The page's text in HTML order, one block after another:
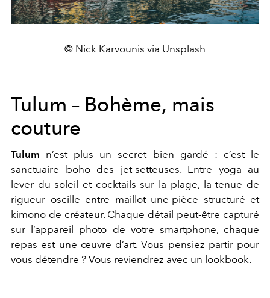
© Nick Karvounis via Unsplash
Tulum – Bohème, mais
couture
Tulum n’est plus un secret bien gardé : c’est le
sanctuaire boho des jet-setteuses. Entre yoga au
lever du soleil et cocktails sur la plage, la tenue de
rigueur oscille entre maillot une-pièce structuré et
kimono de créateur. Chaque détail peut-être capturé
sur l’appareil photo de votre smartphone, chaque
repas est une œuvre d’art. Vous pensiez partir pour
vous détendre ? Vous reviendrez avec un lookbook.